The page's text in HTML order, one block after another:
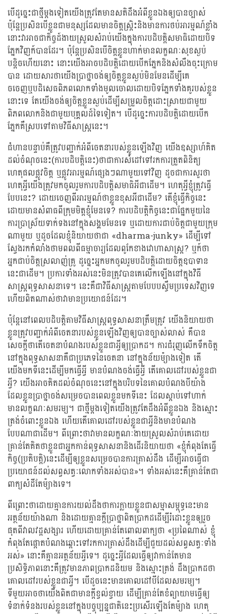
បើដូច្នេះជាថ្មីម្តងទៀតយើងត្រូវតែមានសតិដឹងអំពីខ្លួនឯងឲ្យបានច្បាស់
ប៉ុន្តែប្រសិនបើខ្លួនជាមនុស្សដែលមានចិត្តស្រ្តិះនិងមានការថប់អារម្មណ៍ខ្លាំង
នោះវាអាចជាកិច្ចដ៍ងាយស្រួលសំរាប់យើងក្នុងការបដិបត្តិសមាធិដោយបិទ
ភ្នែកវិញក៍បានដែរ។ ប៉ុន្តែប្រសិនបើចិត្តខ្លួនហាក់មានលក្ខណៈសុខស្ងប់
បន្តិចហើយនោះ នោះយើងអាចបដិបត្តិដោយបើកភ្នែកនិងសំលឺងចុះក្រោម
បាន ដោយសារថាយើងប្រាថ្នាចង់ឲ្យចិត្តខ្លួនស្ងប់មិនមែនដើម្បីគេ
ចចេញឬបដិសេធពិភពលោកទាំងមូលចោលដោយបិទភ្នែកទាំងគូរបស់ខ្លួន
នោះទេ តែយើងចង់ឲ្យចិត្តខ្លួនស្ងប់ដើម្បីសម្រួលចិត្តដោះស្រាយជាមួយ
ពិភពលោកនិងជាមួយបុគ្គលដ៍ទៃទៀត។ បើដូច្នេះការបដិបត្តិដោយបើក
ភ្នែកគឺស្របទៅតាមវិធីសាស្រ្តនេះ។
ជំហានបន្ទាប់គឺត្រូវបញ្ជាក់អំពីចេតនារបស់ខ្លួនឡើងវិញ យើងឧស្សាហ៍គិត
ដល់ចំណុចនេះ(ការបដិបត្តិនេះ)ថាជាការសំដៅទៅរកការត្រួតពិនិត្យ
ហេតុផលផ្លូវចិត្ត ឬផ្លូវអារម្មណ៍ផ្សេងៗណាមួយទៅវិញ ដូចជាការសួរថា
ហេតុអ្វីយើងត្រូវមកចូលរួមការបដិបត្តិសមាធិអីជាដើម។ ហេតុអ្វីខ្ញុំត្រូវធ្វើ
បែបនេះ? ដោយចេញពីអារម្មណ៍ថាខ្លួនខុសអីជាដើម? តើខ្ញុំធ្វើកិច្ចនេះ
ដោយមានសំពាធពីក្រុមមិត្តខ្ញុំមែនទេ? ការបដិបត្តិកិច្ចនេះជាផ្នែកមួយនៃ
ការប្រាស្រ័យទាក់ទងនៅក្នុងសង្គមមែនទេ ឬដោយការជាប់ចិត្តជាមួយក្រុម
ណាមួយ ឬដូចដែលខ្ញុំនិយាយថាជា «dharma-junky» ដើម្បីទៅ
ស្វែងរកកំលាំងថាមពលពីធម្មាចារ្យដែលពូកែខាងវោហាសាស្រ្ត? ឬក៍ថា
អ្នកជាប់ចិត្តស្រលាញ់គ្រូ ដូច្នេះអ្នកមកចូលរួមបដិបត្តិដោយចិត្តឧបាទាន
នេះជាដើម។ ប្រការទាំងអស់នេះមិនត្រូវបានគេលើកឡើងនៅក្នុងវិធី
សាស្រ្តពុទ្ធសាសនាទេ។ នេះគឺជាវិធីសាស្រ្តតាមបែបបស្ចឹមប្រទេសវិញទេ
ហើយពិតណាស់ថាវាមានប្រយោជន៍ដែរ។
ប៉ុន្តែនៅពេលបដិបត្តិតាមវិធីសាស្រ្តពុទ្ធសាសនាត្រឹមត្រូវ យើងនិយាយថា
ខ្លួនត្រូវបញ្ជាក់អំពីចេតនារបស់ខ្លួនឡើងវិញឲ្យបានច្បាស់លាស់ គឺបាន
សេចក្តីថាតើចេតនាបំណងរបស់ខ្លួនជាអ្វីឲ្យប្រាកដ។ ការជំរុញលើកទឹកចិត្ត
នៅក្នុងពុទ្ធសាសនាគឺជាប្រភេទនៃចេតនា នៅក្នុងន័យម៉្យាងទៀត តើ
យើងមកទីនេះដើម្បីមកធ្វើអ្វី មានបំណងចង់ធ្វើអ្វី តើគោលដៅរបស់ខ្លួនជា
អ្វី? យើងអាចគិតដល់ចំណុចនេះនៅក្នុងបរិបទនៃគោលបំណងបីយ៉ាង
ដែលខ្លួនប្រាថ្នាចង់សម្រេចបានពេលខ្លួនមកទីនេះ ដែលស្តាប់ទៅហាក់
មានលក្ខណៈសមរម្យ។ ជាថ្មីម្តងទៀតយើងត្រូវតែដឹងអំពីខ្លួនឯង និងស្មោះ
ត្រង់ចំពោះខ្លួនឯង ហើយតើគោលដៅរបស់ខ្លួនជាអ្វីនិងមានបំណង
បែបណាជាដើម។ ពីព្រោះថាវាមានលក្ខណៈងាយស្រួលសំរាប់គេដោយ
គ្រាន់តែគិតថាខ្លួនជាអ្នកកាន់ពុទ្ធសាសនានិងដើរនិយាយថា «ខ្ញុំកំពុងតែធ្វើ
កិច្ច(ប្រតិបត្តិ)នេះដើម្បីឲ្យខ្លួនសម្រេចបានការត្រាស់ដឹង ដើម្បីអាចធ្វើជា
ប្រយោជន៍ដល់សព្វសត្វៈលោកទាំងអស់បាន»។ ទាំងអស់នេះគឺគ្រាន់តែជា
ពាក្យសំដីតែម៉្យាងទេ។
ពីព្រោះថាដោយគ្មានការយល់ដឹងថាការក្លាយខ្លួនជាសម្មាសម្ពុទ្ធនេះមាន
អត្ថន័យយ៉ាងណា និងដោយគ្មានក្តីប្រាថ្នាពិតប្រាកដដើម្បីរំដោះខ្លួនឲ្យរួច
ផុតពីវាលវដ្តសង្សារ ហើយដោយគ្រាន់តែពោលពាក្យថា «ប្រពៃណាស់ ខ្ញុំ
កំពុងតែផ្តោតបំណងឆ្ពោះទៅរកការត្រាស់ដឹងដើម្បីជួយដល់សព្វសត្វៈទាំង
អស់» នោះគឺគ្មានអត្ថន័យអ្វីទេ។ ដូច្នេះអ្វីដែលធ្វើឲ្យវាកាន់តែមាន
ប្រសិទ្ធិភាពនោះគឺត្រូវមានភាពប្រាកដនិយម និងស្មោះត្រង់ ដឹងប្រាកដថា
គោលដៅរបស់ខ្លួនជាអ្វី។ បើដូចនេះមានគោលដៅបីដែលសមរម្យ។
ទីមួយអាចថាយើងពិតជាមានក្តីខ្វល់ខ្វាយ ដើម្បីគ្រាន់តែខំព្យាយាមធ្វើឲ្យ
ទំនាក់ទំនងរបស់ខ្លួននៅក្នុងបច្ចុប្បន្នជាតិនេះប្រសើរឡើងតែម៉្យាង ហេតុ